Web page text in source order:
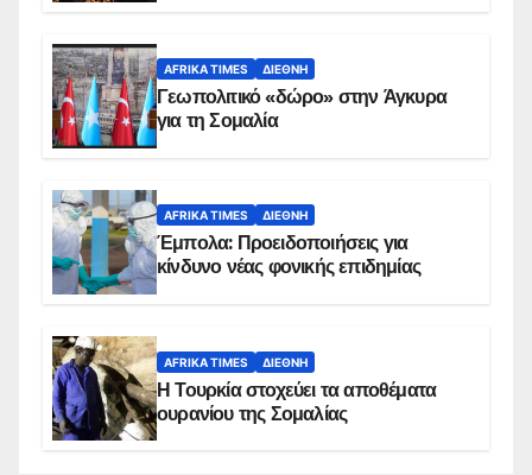
AFRIKA TIMES ΔΙΕΘΝΉ
Γεωπολιτικό «δώρο» στην Άγκυρα
για τη Σομαλία
AFRIKA TIMES ΔΙΕΘΝΉ
Έμπολα: Προειδοποιήσεις για
κίνδυνο νέας φονικής επιδημίας
AFRIKA TIMES ΔΙΕΘΝΉ
Η Τουρκία στοχεύει τα αποθέματα
ουρανίου της Σομαλίας